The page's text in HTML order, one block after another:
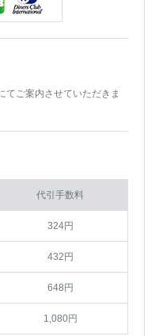
てご案内させていただきま
代引手数料
324円
432円
648円
1,080円